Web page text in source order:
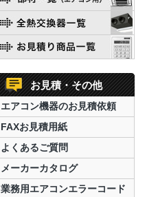
お見積・その他
エアコン機器のお見積依頼
FAXお見積用紙
よくあるご質問
メーカーカタログ
業務用エアコンエラーコード